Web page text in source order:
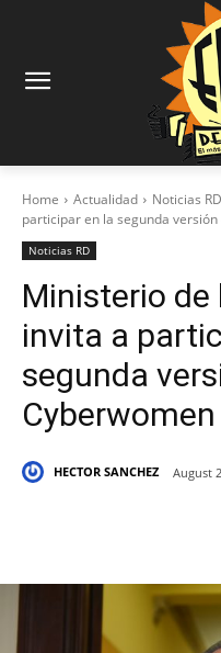
Home Actualidad Noticias RD
participar en la segunda versión
Noticias RD
Ministerio de
invita a
segunda
HECTOR SANCHEZ August